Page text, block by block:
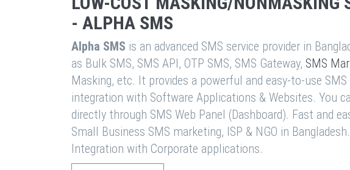
- ALPHA SMS
Alpha SMS is an advanced SMS service provider in
as Bulk SMS, SMS API, OTP SMS, SMS Gateway, SMS
Masking, etc. It provides a powerful and easy-to-use
integration with Software Applications & Websites. You
directly through SMS Web Panel (Dashboard). Fast and
Small Business SMS marketing, ISP & NGO in Bangladesh.
Integration with Corporate applications.